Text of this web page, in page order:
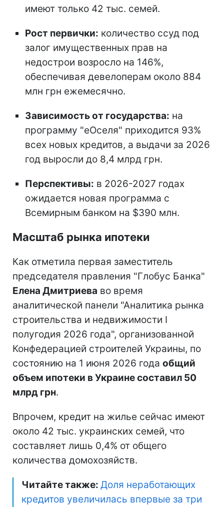
имеют только 42 тыс. семей.
Рост первички: количество ссуд под
залог имущественных прав на
недострои возросло на 146%,
обеспечивая девелоперам около 884
млн грн ежемесячно.
Зависимость от государства: на
программу "еОселя" приходится 93%
всех новых кредитов, а выдачи за 2026
год выросли до 8,4 млрд грн.
Перспективы: в 2026-2027 годах
ожидается новая программа с
Всемирным банком на $390 млн.
Масштаб рынка ипотеки
Как отметила первая заместитель
председателя правления "Глобус Банка"
Елена Дмитриева во время
аналитической панели "Аналитика рынка
строительства и недвижимости I
полугодия 2026 года", организованной
Конфедерацией строителей Украины, по
состоянию на 1 июня 2026 года общий
объем ипотеки в Украине составил 50
млрд грн.
Впрочем, кредит на жилье сейчас имеют
около 42 тыс. украинских семей, что
составляет лишь 0,4% от общего
количества домохозяйств.
Читайте также: Доля неработающих
кредитов увеличилась впервые за три